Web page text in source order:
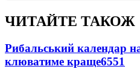
ЧИТАЙТЕ ТАКОЖ
Рибальський календар
клюватиме краще6551